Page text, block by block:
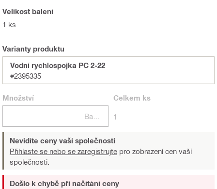
Velikost balení
1 ks
Varianty produktu
Vodní rychlospojka PC 2-22
#2395335
Množství Celkem ks
1
Nevidíte ceny vaší společnosti
Přihlaste se nebo se zaregistrujte pro zobrazení cen vaší
společnosti.
Došlo k chybě při načítání ceny